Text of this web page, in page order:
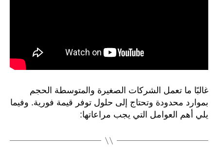
غالبًا ما تعمل الشركات الصغيرة والمتوسطة الحجم
بموارد محدودة وتحتاج إلى حلول توفر قيمة فورية. وفيما
يلي أهم العوامل التي يجب مراعاتها: